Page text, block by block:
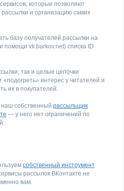
которые позволяют
и организацию самих
базу получателей рассылки на
помощи vk.barkov.net) списка ID
так и целые цепочки
интерес у читателей и
их в покупателей.
собственный рассыльщик
— у него нет ограничений по
собственный инструмент
рассылок ВКонтакте не
вам.